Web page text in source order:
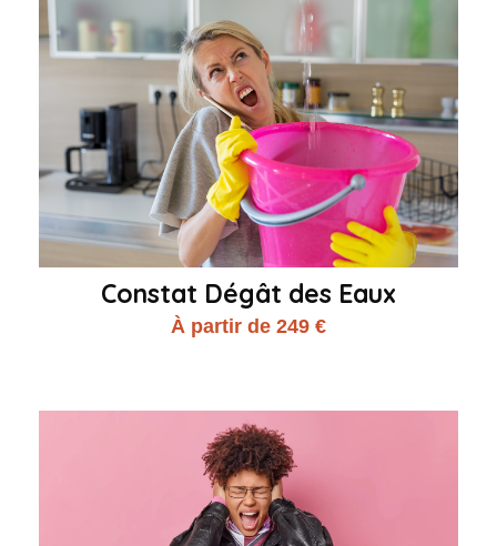
Constat Dégât des Eaux
À partir de 249 €